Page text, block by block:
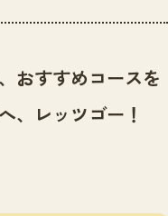
おすすめコースを
、レッツゴー！